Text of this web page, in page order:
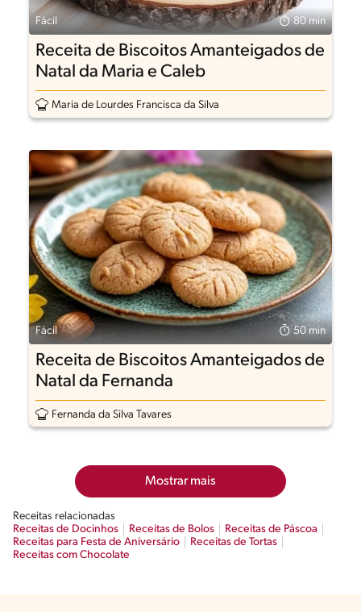
Fácil 80 min
Receita de Biscoitos Amanteigados de
Natal da Maria e Caleb
Maria de Lourdes Francisca da Silva
Fácil 50 min
Receita de Biscoitos Amanteigados de
Natal da Fernanda
Fernanda da Silva Tavares
Mostrar mais
Receitas relacionadas
Receitas de Docinhos
Receitas de Bolos
Receitas de Páscoa
Receitas para Festa de Aniversário
Receitas de Tortas
Receitas com Chocolate